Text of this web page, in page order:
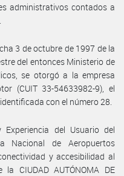
administrativos contados a
3 de octubre de 1997 de la
del entonces Ministerio de
se otorgó a la empresa
(CUIT 33-54633982-9), el
con el número 28.
del Usuario del
Nacional de Aeropuertos
y accesibilidad al
la CIUDAD AUTÓNOMA DE